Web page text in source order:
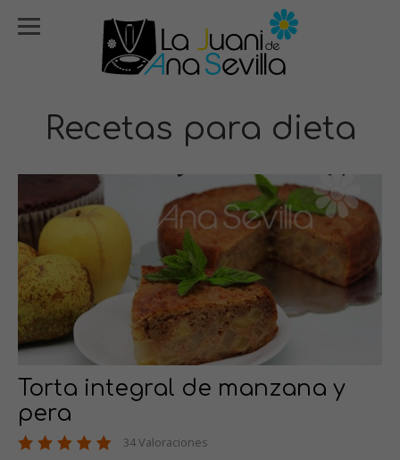
Recetas para dieta
Torta integral de manzana y
pera
34 Valoraciones